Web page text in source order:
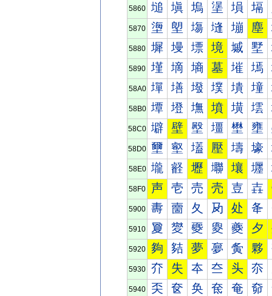
5860 塠 塡 塢 塣 塤 塥
5870 塰 塱 塲 塳 塴 塵
5880 墀 墁 墂 境 墄 墅
5890 墐 墑 墒 墓 墔 墕
58A0 墠 墡 墢 墣 墤 墥
58B0 墰 墱 墲 墳 墴 墵
58C0 壀 壁 壂 壃 壄 壅
58D0 壐 壑 壒 壓 壔 壕
58E0 壠 壡 壢 壣 壤 壥
58F0 声 壱 売 壳 壴 壵
5900 夀 夁 夂 夃 处 夅
5910 夐 夑 夒 夓 夔 夕
5920 夠 夡 夢 夣 夤 夥
5930 夰 失 夲 夳 头 夵
5940 奀 奁 奂 奃 奄 奅